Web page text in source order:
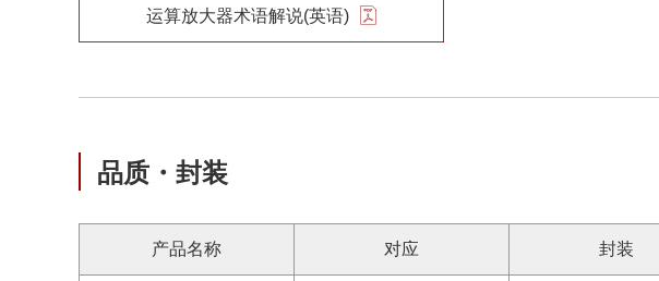
运算放大器术语解说(英语)
品质・封装
产品名称 对应 封装